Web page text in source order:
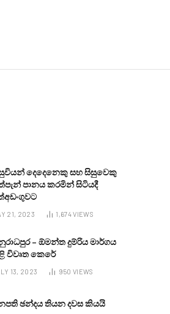
දෙදෙනෙකු සහ සිසුවෙකු
පානය කරමින් සිටියදී
21, 2023 1,674VIEWS
– ඕමන්ත දුම්රිය මාර්ගය
විවෘත කෙරේ
13, 2023 950 VIEWS
ඡන්දය තියන දවස කියයි